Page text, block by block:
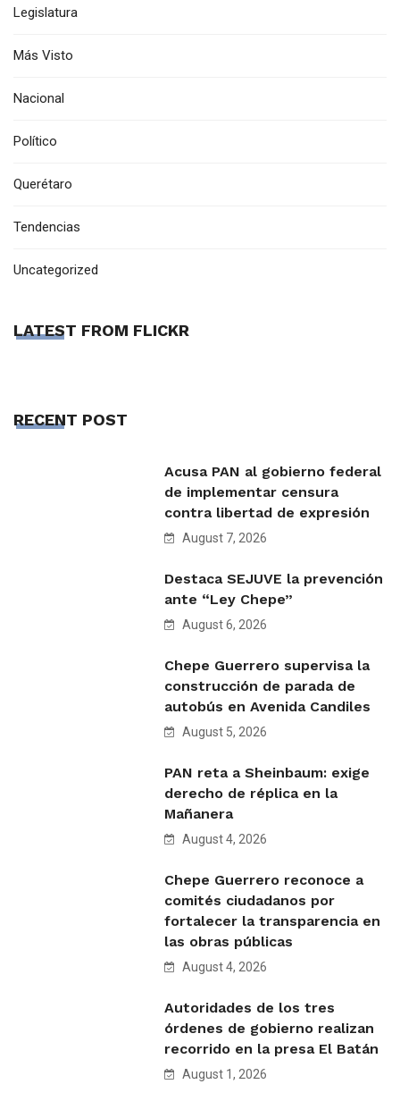
Legislatura
Más Visto
Nacional
Político
Querétaro
Tendencias
Uncategorized
LATEST FROM FLICKR
RECENT POST
Acusa PAN al gobierno federal
de implementar censura
contra libertad de expresión
August 7, 2026
Destaca SEJUVE la prevención
ante “Ley Chepe”
August 6, 2026
Chepe Guerrero supervisa la
construcción de parada de
autobús en Avenida Candiles
August 5, 2026
PAN reta a Sheinbaum: exige
derecho de réplica en la
Mañanera
August 4, 2026
Chepe Guerrero reconoce a
comités ciudadanos por
fortalecer la transparencia en
las obras públicas
August 4, 2026
Autoridades de los tres
órdenes de gobierno realizan
recorrido en la presa El Batán
August 1, 2026